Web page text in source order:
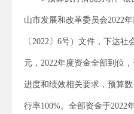
山市发展和改革委员会2022
〔2022〕6号）文件，下达
元，2022年度资金全部到位
进度和绩效相关要求，预算
行率100%。全部资金于2022